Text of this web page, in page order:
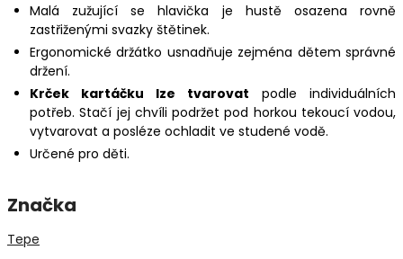
Malá zužující se hlavička je hustě osazena rovně
zastřiženými svazky štětinek.
Ergonomické držátko usnadňuje zejména dětem správné
držení.
Krček kartáčku lze tvarovat podle individuálních
potřeb. Stačí jej chvíli podržet pod horkou tekoucí vodou,
vytvarovat a posléze ochladit ve studené vodě.
Určené pro děti.
Značka
Tepe